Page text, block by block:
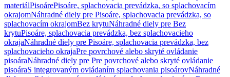
materiálPisoárePisoáre, splachovacia prevádzka, so splachovacím
okrajomNáhradné diely pre Pisoáre, splachovacia prevádzka, so
splachovacím okrajomBez krytuNáhradné diely pre Bez
krytuPisoáre, splachovacia prevádzka, bez splachovacieho
okrajaNáhradné diely pre Pisoáre, splachovacia prevádzka, bez
splachovacieho okrajaPre povrchové alebo skryté ovládanie
pisoáraNáhradné diely pre Pre povrchové alebo skryté ovládanie
pisoáraS integrovaným ovládaním splachovania pisoárovNáhradné